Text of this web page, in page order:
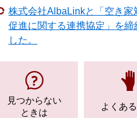
株式会社AlbaLinkと「空き家
促進に関する連携協定」を締
した。
見つからない
ときは
よくあ